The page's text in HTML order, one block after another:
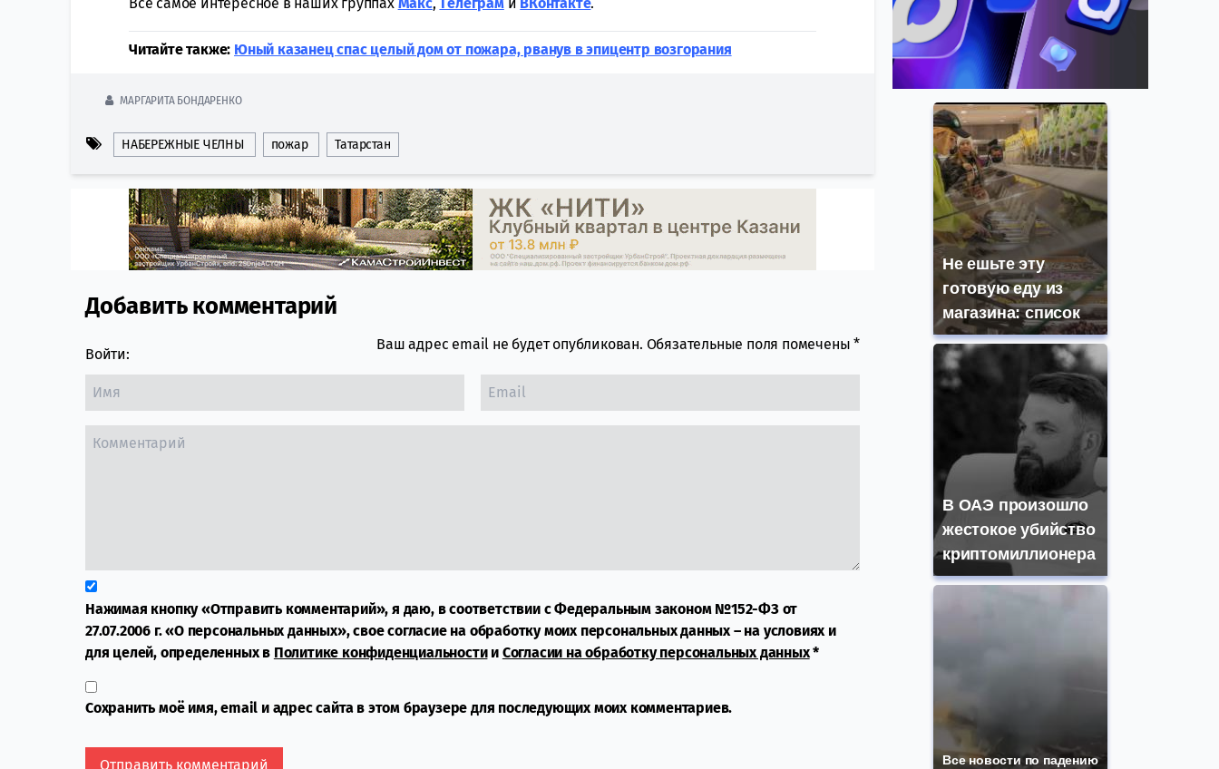
Читайте также: Юный казанец спас целый дом от пожара, рванув в эпицентр возгорания
МАРГАРИТА БОНДАРЕНКО
НАБЕРЕЖНЫЕ ЧЕЛНЫ пожар Татарстан
Comment section
Добавить комментарий
Войти:
Ваш адрес email не будет опубликован. Обязательные поля помечены*
Нажимая кнопку «Отправить комментарий», я даю, в соответствии с Федеральным законом №152-ФЗ от
27.07.2006 г. «О персональных данных», свое согласие на обработку моих персональных данных – на условиях и
для целей, определенных в Политике конфиденциальностии Согласии на обработку персональных данных*
Сохранить моё имя, email и адрес сайта в этом браузере для последующих моих комментариев.
Не ешьте эту
готовую еду из
магазина: список
В ОАЭ произошло
жестокое убийство
криптомиллионера
Все новости по падению